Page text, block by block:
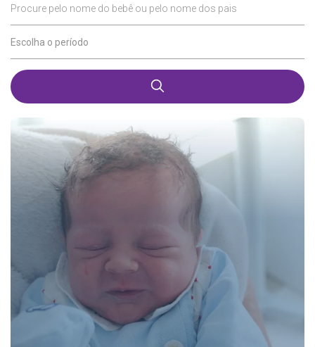
Procure pelo nome do bebê ou pelo nome dos pais
Escolha o período